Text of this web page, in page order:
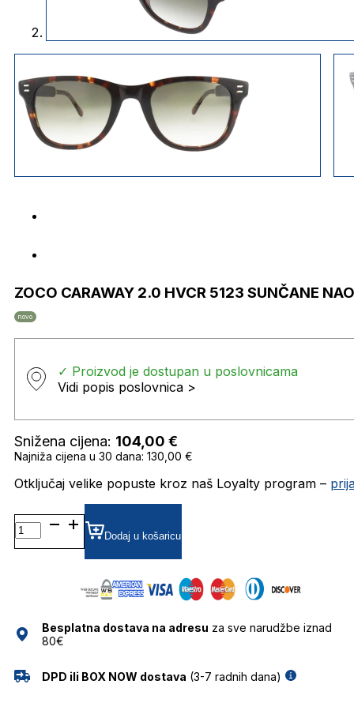
ZOCO CARAWAY 2.0 HVCR 5123 SUNČANE
novo
✓ Proizvod je dostupan u poslovnicama
Vidi popis poslovnica >
Snižena cijena: 104,00 €
Najniža cijena u 30 dana: 130,00 €
Otključaj velike popuste kroz naš Loyalty program –
ZOCO
CARAWAY
2.0
ZOCO
količina
Dodaj u košaricu
Besplatna dostava na adresu za sve narudžbe iznad
80€
DPD ili BOX NOW dostava (3-7 radnih dana)